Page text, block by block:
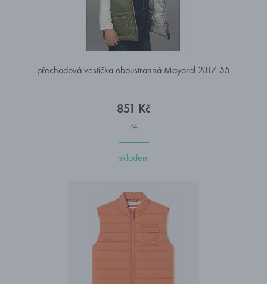
přechodová vestička oboustranná Mayoral 2317-55
851 Kč
74
skladem